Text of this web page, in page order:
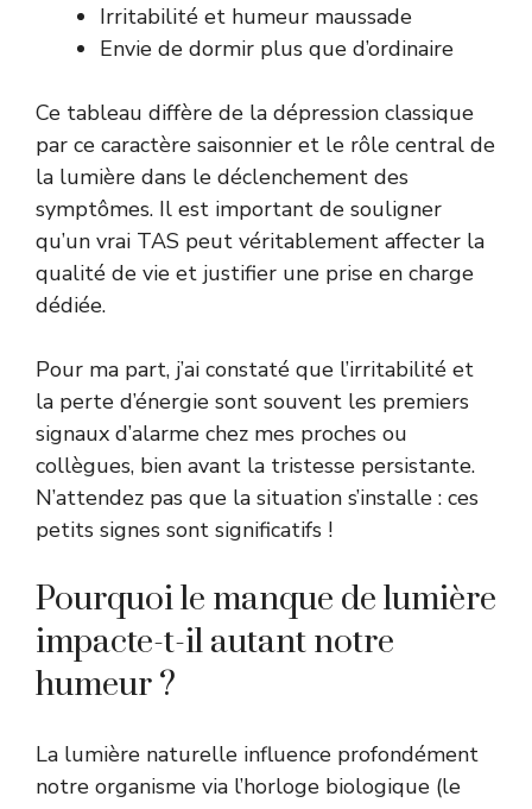
Irritabilité et humeur maussade
Envie de dormir plus que d’ordinaire
Ce tableau diffère de la dépression classique
par ce caractère saisonnier et le rôle central de
la lumière dans le déclenchement des
symptômes. Il est important de souligner
qu’un vrai TAS peut véritablement affecter la
qualité de vie et justifier une prise en charge
dédiée.
Pour ma part, j’ai constaté que l’irritabilité et
la perte d’énergie sont souvent les premiers
signaux d’alarme chez mes proches ou
collègues, bien avant la tristesse persistante.
N’attendez pas que la situation s’installe : ces
petits signes sont significatifs !
Pourquoi le manque de lumière
impacte-t-il autant notre
humeur ?
La lumière naturelle influence profondément
notre organisme via l’horloge biologique (le